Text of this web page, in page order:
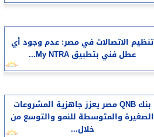
تنظيم الاتصالات في مصر: عدم وجود أي
عطل فني بتطبيق My NTRA...
بنك QNB مصر يعزز جاهزية المشروعات
الصغيرة والمتوسطة للنمو والتوسع من
خلال...